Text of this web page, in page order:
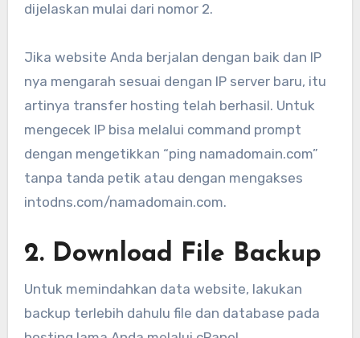
dijelaskan mulai dari nomor 2.
Jika website Anda berjalan dengan baik dan IP
nya mengarah sesuai dengan IP server baru, itu
artinya transfer hosting telah berhasil. Untuk
mengecek IP bisa melalui command prompt
dengan mengetikkan “ping namadomain.com”
tanpa tanda petik atau dengan mengakses
intodns.com/namadomain.com.
2. Download File Backup
Untuk memindahkan data website, lakukan
backup terlebih dahulu file dan database pada